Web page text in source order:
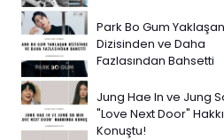
Park Bo Gum Yaklaşan
Dizisinden ve Daha
Fazlasından Bahsetti
Jung Hae In ve Jung
"Love Next Door"
Konuştu!